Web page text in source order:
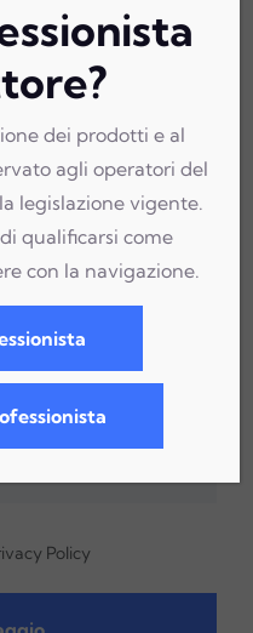
Policy
dei prodotti e al
agli operatori del
legislazione vigente.
qualificarsi come
con la navigazione.